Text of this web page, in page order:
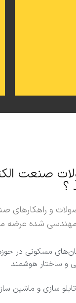
صنعت
؟
و راهکارهای
شده عرضه
مسکونی در
و ساختار هوشمند
سازی و ماشین